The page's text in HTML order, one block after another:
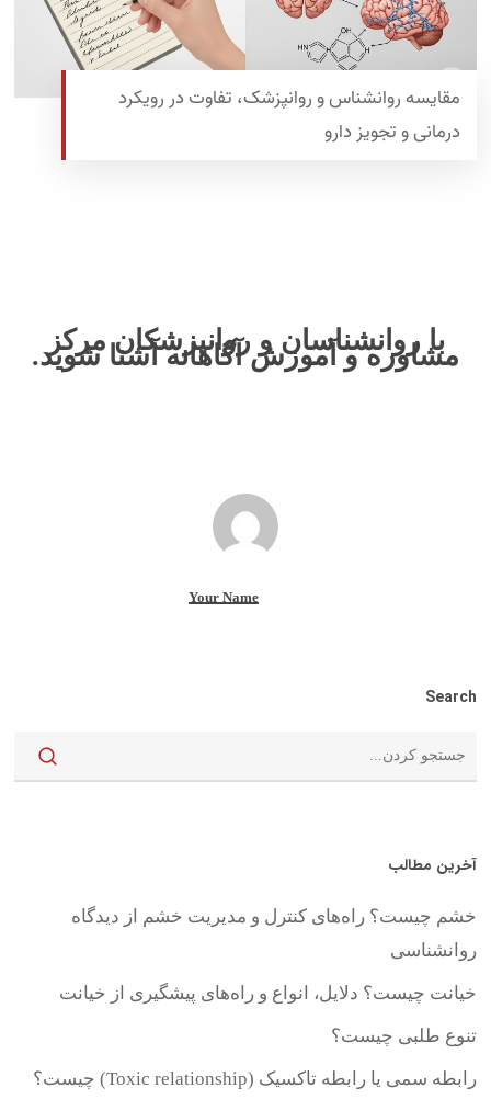
مقایسه روانشناس و روانپزشک، تفاوت در رویکرد
درمانی و تجویز دارو
با روانشناسان و روانپزشکان مرکز
مشاوره و آموزش آگاهانه آشنا شوید.
Your Name
Search
آخرین مطالب
خشم چیست؟ راه‌های کنترل و مدیریت خشم از دیدگاه
روانشناسی
خیانت چیست؟ دلایل، انواع و راه‌های پیشگیری از خیانت
تنوع طلبی چیست؟
رابطه سمی یا رابطه تاکسیک (Toxic relationship) چیست؟